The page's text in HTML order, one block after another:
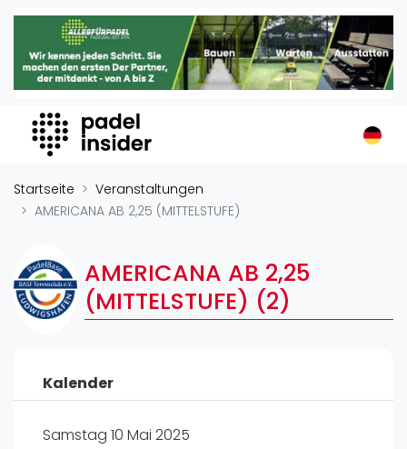
Padel Insider
Home
Organisationen
Buchungssysteme
Padel-Shops
Padel-Marken
Verschiedenes
Veranstaltungen
Playtomic
Ranking
Startseite
Veranstaltungen
AMERICANA AB 2,25 (MITTELSTUFE)
AMERICANA AB 2,25
(MITTELSTUFE) (2)
Kalender
Samstag 10 Mai 2025